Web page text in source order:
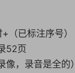
（已标注序号）
52页
，录音是全的）